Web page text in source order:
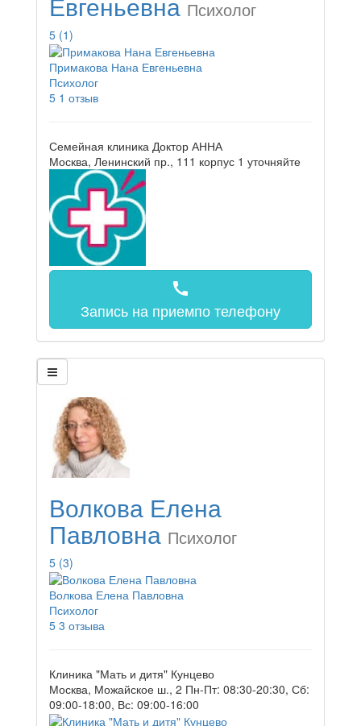
Психолог
5 (1)
Примакова Нана Евгеньевна
Психолог
5 1 отзыв
Семейная клиника Доктор АННА
Москва, Ленинский пр., 111 корпус 1 уточняйте
call
Запись на приемпо телефону
Волкова Елена
Павловна Психолог
5 (3)
Волкова Елена Павловна
Психолог
5 3 отзыва
Клиника "Мать и дитя" Кунцево
Москва, Можайское ш., 2 Пн-Пт: 08:30-20:30, Сб:
09:00-18:00, Вс: 09:00-16:00